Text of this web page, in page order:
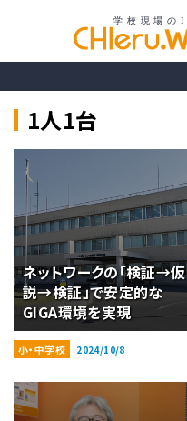
1人1台
ネットワークの「検証→仮
説→検証」で安定的な
GIGA環境を実現
小・中学校 2024/10/8